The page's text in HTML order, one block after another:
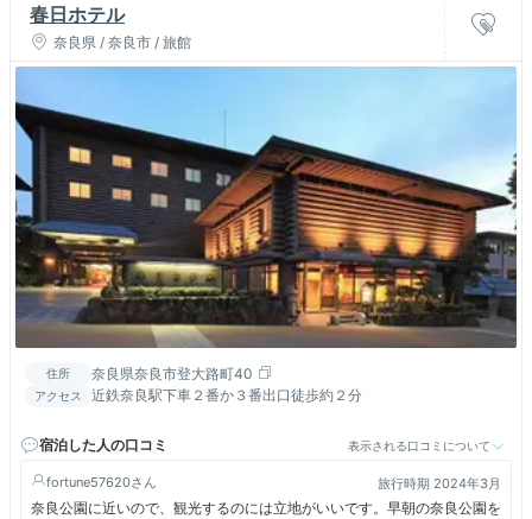
春日ホテル
奈良県 / 奈良市 / 旅館
住所 奈良県奈良市登大路町40
アクセス 近鉄奈良駅下車２番か３番出口徒歩約２分
宿泊した人の口コミ 表示される口コミについて
fortune57620 旅行時期 2024年3月
奈良公園に近いので、観光するのには立地がいいです。早朝の奈良公園を